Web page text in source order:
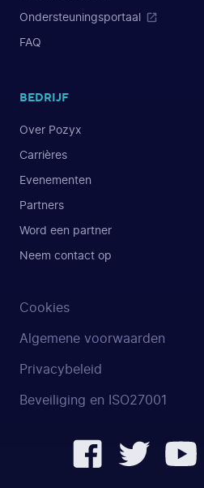
Ondersteuningsportaal
FAQ
BEDRIJF
Over Pozyx
Carrières
Evenementen
Partners
Word een partner
Neem contact op
Cookies
Algemene voorwaarden
Privacybeleid
Beveiliging en ISO27001